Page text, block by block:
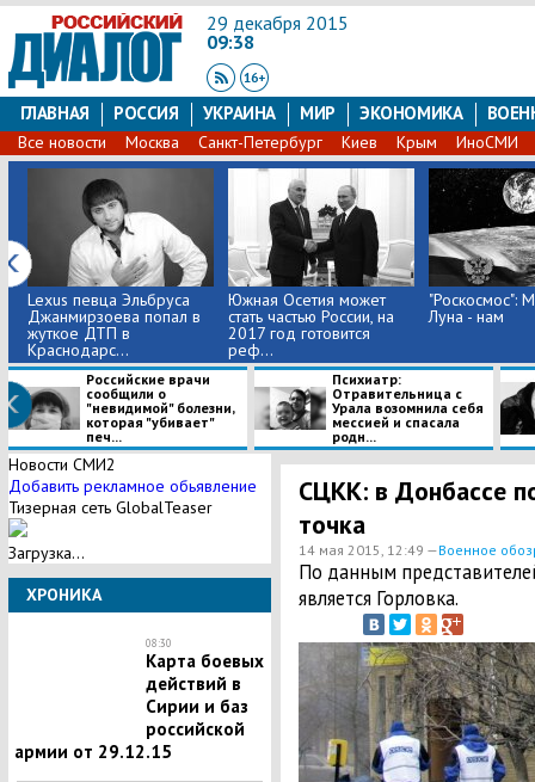
29 декабря 2015
09:38
ГЛАВНАЯ РОССИЯ УКРАИНА МИР ЭКОНОМИКА
Все новости Москва Санкт-Петербург Киев Крым ИноСМИ
Lexus певца Эльбруса
Джанмирзоева попал в
жуткое ДТП в
Краснодарс...
Южная Осетия может
стать частью России, на
2017 год готовится
реф...
"Роскосмос":
Луна - нам
Российские врачи
сообщили о
"невидимой" болезни,
которая "убивает"
печ...
Психиатр:
Отравительница с
Урала возомнила себя
мессией и спасала
родн...
Новости СМИ2
Добавить рекламное обьявление
Тизерная сеть GlobalTeaser
Загрузка...
ХРОНИКА
08:30
Карта боевых
действий в
Сирии и баз
российской
армии от 29.12.15
СЦКК: в Донбассе
точка
14 мая 2015, 12:49 —Военное
По данным
является Горловка.